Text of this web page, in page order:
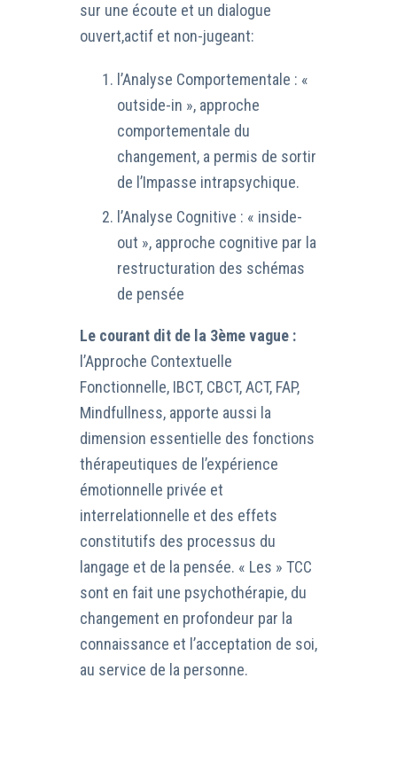
sur une écoute et un dialogue
ouvert,actif et non-jugeant:
l’Analyse Comportementale : «
outside-in », approche
comportementale du
changement, a permis de sortir
de l’Impasse intrapsychique.
l’Analyse Cognitive : « inside-
out », approche cognitive par la
restructuration des schémas
de pensée
Le courant dit de la 3ème vague :
l’Approche Contextuelle
Fonctionnelle, IBCT, CBCT, ACT, FAP,
Mindfullness, apporte aussi la
dimension essentielle des fonctions
thérapeutiques de l’expérience
émotionnelle privée et
interrelationnelle et des effets
constitutifs des processus du
langage et de la pensée. « Les » TCC
sont en fait une psychothérapie, du
changement en profondeur par la
connaissance et l’acceptation de soi,
au service de la personne.